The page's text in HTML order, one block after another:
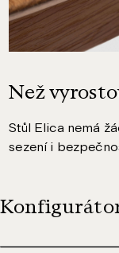
Než
Stůl Elica nemá
sezení i